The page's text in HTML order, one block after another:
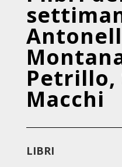
Petrillo,
Macchi
LIBRI